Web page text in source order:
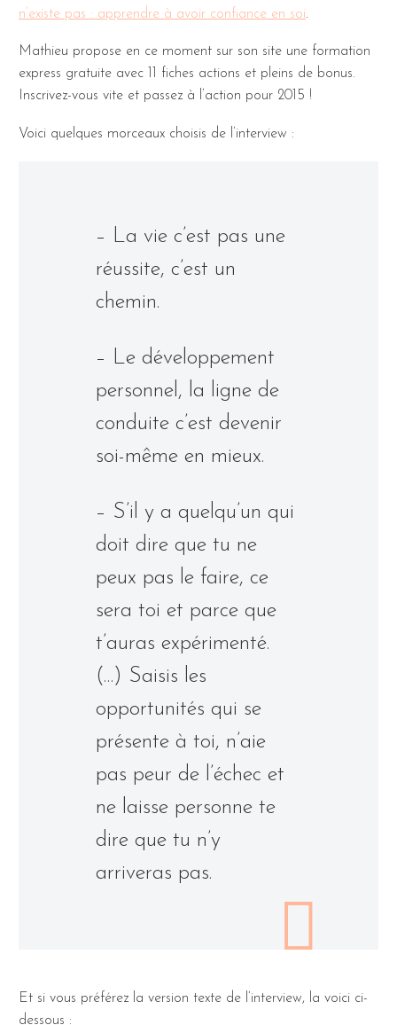
n’existe pas : apprendre à avoir confiance en soi.
Mathieu propose en ce moment sur son site une formation
express gratuite avec 11 fiches actions et pleins de bonus.
Inscrivez-vous vite et passez à l’action pour 2015 !
Voici quelques morceaux choisis de l’interview :
– La vie c’est pas une
réussite, c’est un
chemin.
– Le développement
personnel, la ligne de
conduite c’est devenir
soi-même en mieux.
– S’il y a quelqu’un qui
doit dire que tu ne
peux pas le faire, ce
sera toi et parce que
t’auras expérimenté.
(…) Saisis les
opportunités qui se
présente à toi, n’aie
pas peur de l’échec et
ne laisse personne te
dire que tu n’y
arriveras pas.
Et si vous préférez la version texte de l’interview, la voici ci-
dessous :